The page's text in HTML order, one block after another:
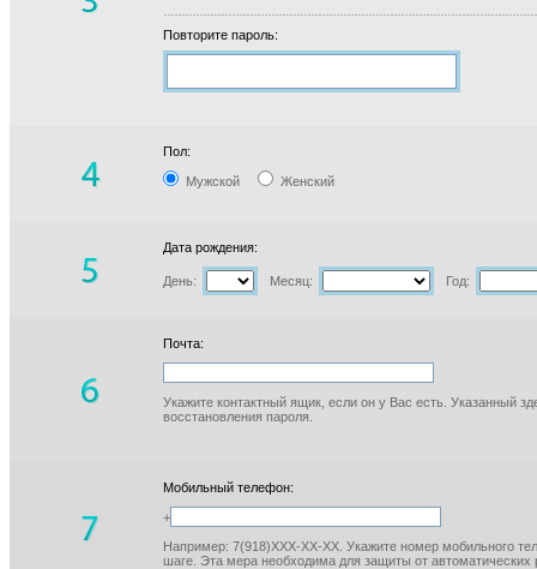
Повторите пароль:
Пол:
Мужской Женский
Дата рождения:
День: Месяц: Год:
Почта:
Укажите контактный ящик, если он у Вас есть. Указанный
восстановления пароля.
Мобильный телефон:
+
Например: 7(918)XXX-XX-XX. Укажите номер мобильного
шаге. Эта мера необходима для защиты от автоматических